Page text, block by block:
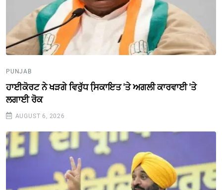
PUNJAB
ਹਾਈਕੋਰਟ ਨੇ ਖੜਗੇ ਵਿਰੁੱਧ ਸਿ਼ਕਾਇਤ 'ਤੇ ਅਗਲੀ ਕਾਰਵਾਈ 'ਤੇ
ਲਗਾਈ ਰੋਕ
AUGUST 6, 2026